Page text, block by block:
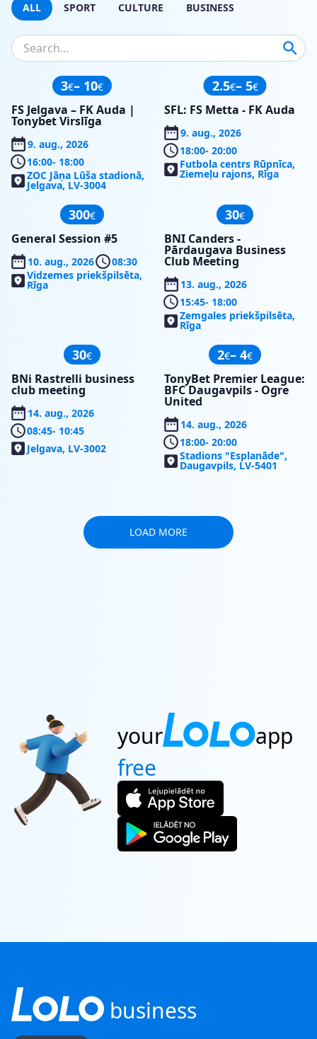
ALL SPORT CULTURE BUSINESS
3€– 10€
FS Jelgava – FK Auda |
Tonybet Virslīga
9. aug., 2026
16:00- 18:00
ZOC Jāņa Lūša stadionā,
Jelgava, LV-3004
2.5€– 5€
SFL: FS Metta - FK Auda
9. aug., 2026
18:00- 20:00
Futbola centrs Rūpnīca,
Ziemeļu rajons, Rīga
300€
General Session #5
10. aug., 2026
08:30
Vidzemes priekšpilsēta,
Rīga
30€
BNI Canders -
Pārdaugava Business
Club Meeting
13. aug., 2026
15:45- 18:00
Zemgales priekšpilsēta,
Rīga
30€
BNi Rastrelli business
club meeting
14. aug., 2026
08:45- 10:45
Jelgava, LV-3002
2€– 4€
TonyBet Premier League:
BFC Daugavpils - Ogre
United
14. aug., 2026
18:00- 20:00
Stadions "Esplanāde",
Daugavpils, LV-5401
LOAD MORE
your
app
free
business